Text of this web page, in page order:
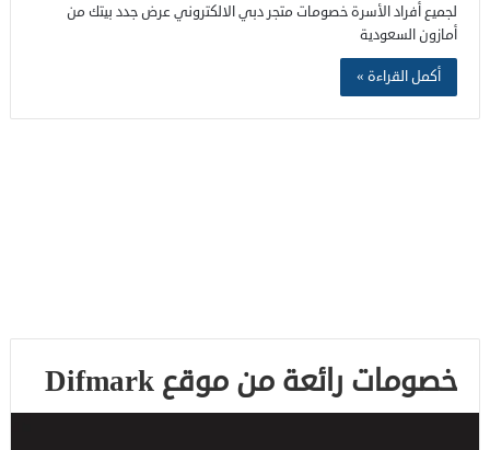
لجميع أفراد الأسرة خصومات متجر دبي الالكتروني عرض جدد بيتك من
أمازون السعودية
أكمل القراءة »
خصومات رائعة من موقع Difmark